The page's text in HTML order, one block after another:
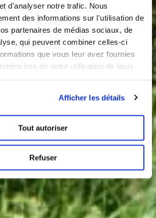
d'analyser notre trafic. Nous
des informations sur l'utilisation de
partenaires de médias sociaux, de
qui peuvent combiner celles-ci
que vous leur avez fournies
lors de votre utilisation de leurs
Afficher les détails
Tout autoriser
Refuser